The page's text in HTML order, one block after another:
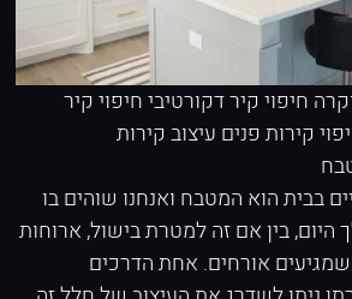
חיפוי קיר דקורטיביחיפוי קיר
קירות פנים עיצוב קירות
בבית הוא המטבח ואנחנו שוהים בו
בין אם זה למטרת בישול, ארוחות
אורחים. אחת הדרכים